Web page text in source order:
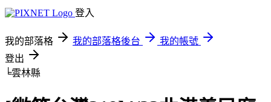
登入
我的部落格 我的部落格後台
我的帳號
登出
╘雲林縣